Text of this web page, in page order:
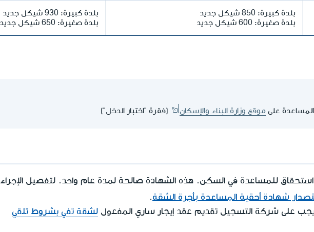
بلدة كبيرة: 850 شيكل جديد
بلدة صغيرة: 600 شيكل جديد
بلدة كبيرة: 930 شيكل جديد
بلدة صغيرة: 650 شيكل جديد
على موقع وزارة البناء والإسكان (فقرة "اختبار الدخل")
استحقاق للمساعدة في السكن. هذه الشهادة صالحة لمدة عام واحد. لتفصيل الإجراء
شهادة أحقية المساعدة بأجرة الشقة.
على شركة التسجيل تقديم عقد إيجار ساري المفعول لشقة تفي بشروط تلقي